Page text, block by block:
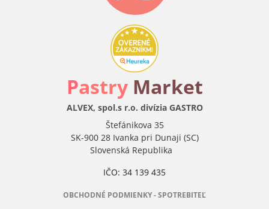
Pastry Market
ALVEX, spol.s r.o. divízia GASTRO
Štefánikova 35
SK-900 28 Ivanka pri Dunaji (SC)
Slovenská Republika
IČO: 34 139 435
OBCHODNÉ PODMIENKY - SPOTREBITEĽ